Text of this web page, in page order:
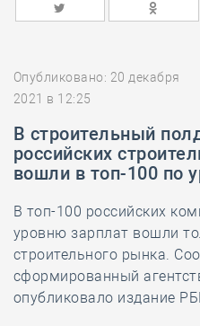
Опубликовано: 20 декабря
2021 в 12:25
В строительный
российских
вошли в топ-100 по
В топ-100 российских
уровню зарплат вошли
строительного рынка.
сформированный
опубликовало издание